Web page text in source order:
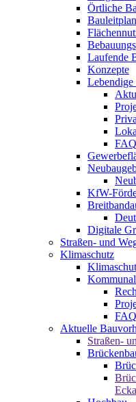
Örtliche
Laufende
Konzepte
FAQ
KfW-
Digitale
Straßen- und
Klimaschutz
FAQ
Aktuelle
Straßen-